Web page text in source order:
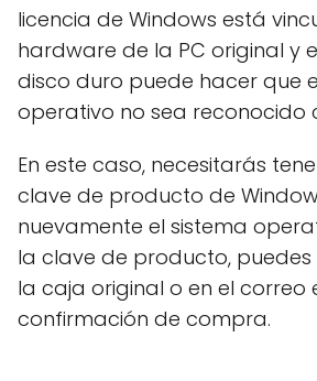
licencia de Windows está
hardware de la PC original y
disco duro puede hacer que
operativo no sea reconocido
En este caso, necesitarás
clave de producto de
nuevamente el sistema
la clave de producto,
la caja original o en el correo
confirmación de compra.